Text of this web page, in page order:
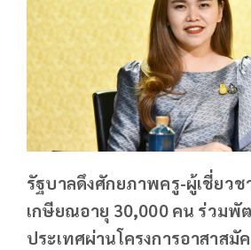
รัฐบาลดึงศักยภาพครู-ผู้เชี่ยวช
เกษียณอายุ 30,000 คน ร่วมพั
ประเทศผ่านโครงการอาสาสมั